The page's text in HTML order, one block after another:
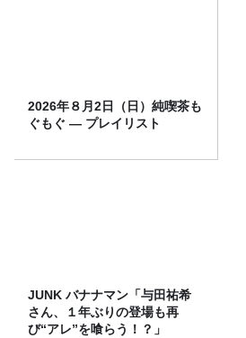
2026年８月2日（日）純喫茶も
ぐもぐ ― プレイリスト
JUNK バナナマン「与田祐希
さん、１年ぶりの登場も再
び“アレ”を喰らう！？」